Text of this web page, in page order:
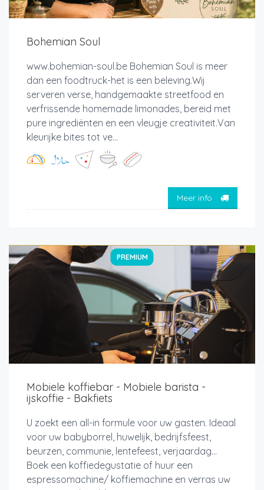
Bohemian Soul
www.bohemian-soul.be Bohemian Soul is meer
dan een foodtruck-het is een beleving.Wij
serveren verse, handgemaakte streetfood en
verfrissende homemade limonades, bereid met
pure ingrediënten en een vleugje creativiteit.Van
kleurijke bites tot ve...
Meer info
PREMIUM
Mobiele koffiebar - Mobiele barista -
ijskoffie - Bakfiets
U zoekt een all-in formule voor uw gasten. Ideaal
voor uw babyborrel, huwelijk, bedrijfsfeest,
beurzen, communie, lentefeest, verjaardag…
Boek een koffiedegustatie of huur een
espressomachine/ koffiemachine en verras uw